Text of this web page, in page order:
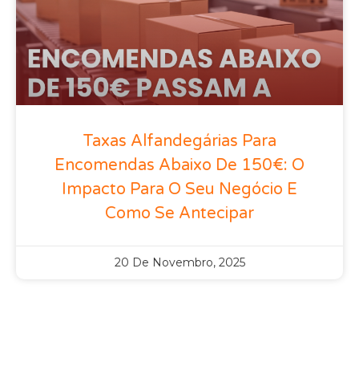
Taxas Alfandegárias Para
Encomendas Abaixo De 150€: O
Impacto Para O Seu Negócio E
Como Se Antecipar
20 De Novembro, 2025